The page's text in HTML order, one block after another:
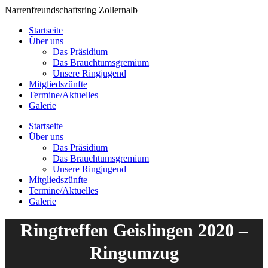
Zum
springen
Narrenfreundschaftsring Zollernalb
Startseite
Über uns
Das Präsidium
Das Brauchtumsgremium
Unsere Ringjugend
Mitgliedszünfte
Termine/Aktuelles
Galerie
Startseite
Über uns
Das Präsidium
Das Brauchtumsgremium
Unsere Ringjugend
Mitgliedszünfte
Termine/Aktuelles
Galerie
Ringtreffen Geislingen 2020 –
Ringumzug